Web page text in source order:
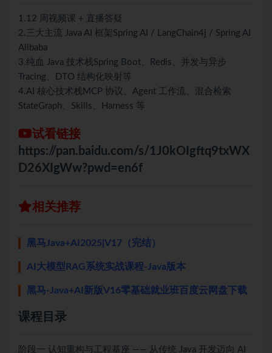
1.12 周视频课 + 直播答疑
2.三大主流 Java AI 框架Spring AI / LangChain4j / Spring AI
Alibaba
3.纯血 Java 技术栈Spring Boot、Redis、并发与异步
Tracing、DTO 结构化映射等
4.AI 核心技术栈MCP 协议、Agent 工作流、混合检索
StateGraph、Skills、Harness 等
试看链接
https://pan.baidu.com/s/1J0kOIgftq9txWX
D26XIgWw?pwd=en6f
相关推荐
黑马Java+AI2025|V17（完结）
AI大模型RAG系统实战课程-Java版本
黑马-Java+AI新版V16零基础就业班百度云网盘下载
课程目录
阶段一 认知重构与工程基座 —— 从传统 Java 开发迈向 AI